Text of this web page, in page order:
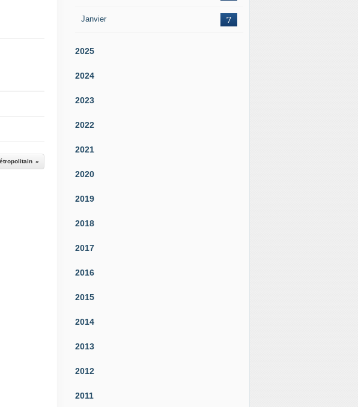
Janvier 7
2025
2024
2023
2022
2021
2020
2019
2018
2017
2016
2015
2014
2013
2012
2011